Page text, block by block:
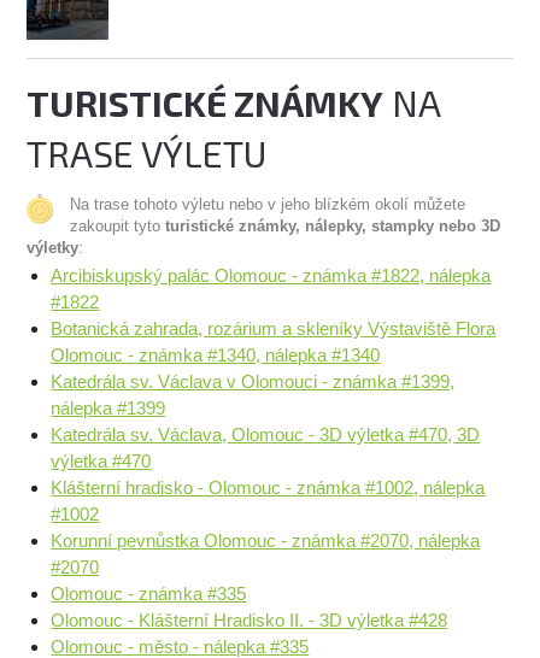
TURISTICKÉ ZNÁMKY NA
TRASE VÝLETU
Na trase tohoto výletu nebo v jeho blízkém okolí můžete
zakoupit tytoturistické známky, nálepky, stampky nebo 3D
výletky:
Arcibiskupský palác Olomouc - známka #1822, nálepka
#1822
Botanická zahrada, rozárium a skleníky Výstaviště Flora
Olomouc - známka #1340, nálepka #1340
Katedrála sv. Václava v Olomouci - známka #1399,
nálepka #1399
Katedrála sv. Václava, Olomouc - 3D výletka #470, 3D
výletka #470
Klášterní hradisko - Olomouc - známka #1002, nálepka
#1002
Korunní pevnůstka Olomouc - známka #2070, nálepka
#2070
Olomouc - známka #335
Olomouc - Klášterní Hradisko II. - 3D výletka #428
Olomouc - město - nálepka #335